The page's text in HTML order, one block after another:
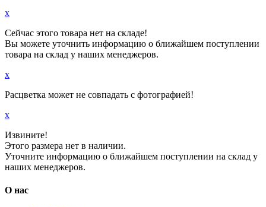
x
Сейчас этого товара нет на складе!
Вы можете уточнить информацию о ближайшем поступлении
товара на склад у наших менеджеров.
x
Расцветка может не совпадать с фотографией!
x
Извините!
Этого размера нет в наличии.
Уточните информацию о ближайшем поступлении на склад у
наших менеджеров.
О нас